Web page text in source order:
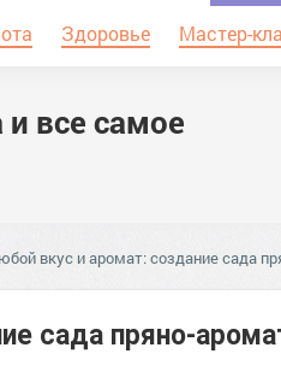
Здоровье Мастер-
все самое
вкус и аромат: создание сада
сада пряно-